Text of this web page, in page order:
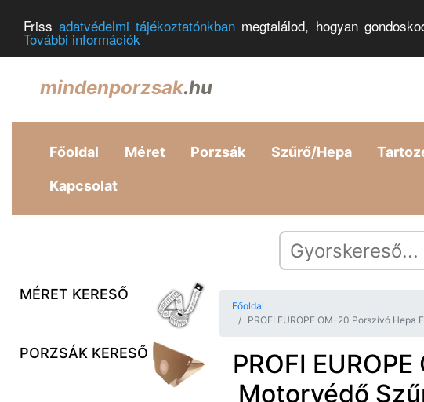
Frissadatvédelmi tájékoztatónkban megtalálod, hogyan
További információk
mindenporzsak.hu
Főoldal Méret Porzsák Szűrő/Hepa
Kapcsolat
MÉRET KERESŐ
PORZSÁK KERESŐ
Főoldal
PROFI EUROPE OM-20 Porszívó Hepa
PROFI
Motorvédő